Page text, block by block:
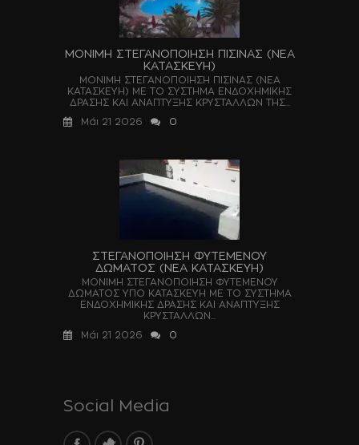
ΜΟΝΙΜΗ ΣΤΕΓΑΝΟΠΟΙΗΣΗ ΠΙΣΙΝΑΣ (ΝΕΑ
ΚΑΤΑΣΚΕΥΗ)
ΜΟΝΙΜΗ ΣΤΕΓΑΝΟΠΟΙΗΣΗ ΠΙΣΙΝΑΣ (ΝΕΑ
ΚΑΤΑΣΚΕΥΗ) ΜΕ ΤΟ ΣΥΣΤΗΜΑ ΕΝΔΟΧΗΜΙΚΗΣ
ΔΡΑΣΗΣ ΚΑΙ ΑΝΑΠΤΥΞΗΣ ΚΡΥΣΤΑΛΛΩΝ ΤΗΣ...
Μάι 21 2026
0
ΣΤΕΓΑΝΟΠΟΙΗΣΗ ΦΥΤΕΜΕΝΟΥ
ΔΩΜΑΤΟΣ (ΝΕΑ ΚΑΤΑΣΚΕΥΗ)
ΜΟΝΙΜΗ ΣΤΕΓΑΝΟΠΟΙΗΣΗ ΦΥΤΕΜΕΝΟΥ
ΔΩΜΑΤΟΣ ΥΠΟ ΚΑΤΑΣΚΕΥΗ ΜΕ ΤΟ ΣΥΣΤΗΜΑ
ΕΝΔΟΧΗΜΙΚΗΣ ΔΡΑΣΗΣ ΚΑΙ ΑΝΑΠΤΥΞΗΣ
ΚΡΥΣΤΑΛΛΩΝ...
Μάι 21 2026
0
Social Media